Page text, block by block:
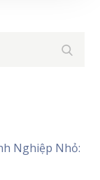
Nghiệp Nhỏ: